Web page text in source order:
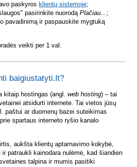
paskyros klientų sistemoje;
pasirinkite nuorodą Plačiau... ;
pavadinimą ir paspauskite mygtuką
veikti per 1 val.
baigiustatyti.lt?
kitaip hostingas (angl. web hosting) – tai
atsidurti internete. Tai vietos jūsų
paštui ar duomenų bazei suteikimas
spartaus interneto ryšio kanalo
aukšta klientų aptarnavimo kokybė,
ir patraukli kainodara nulėmė, kad šiandien
talpina ir mumis pasitiki